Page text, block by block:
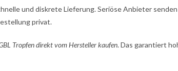
und diskrete Lieferung. Seriöse Anbieter senden
privat.
Tropfen direkt vom Hersteller kaufen. Das garantiert